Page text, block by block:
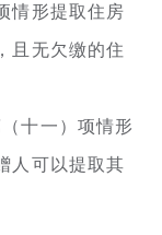
情形提取住房
且无欠缴的住
十一）项情形
人可以提取其